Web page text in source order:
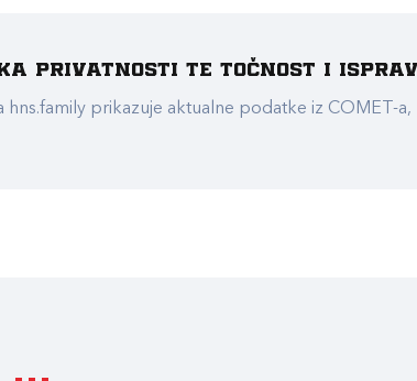
privatnosti te točnost i
hns.family prikazuje aktualne podatke iz